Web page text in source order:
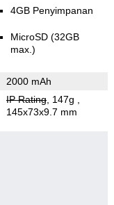
4GB Penyimpanan
MicroSD (32GB
max.)
2000 mAh
IP Rating, 147g
145x73x9.7 mm